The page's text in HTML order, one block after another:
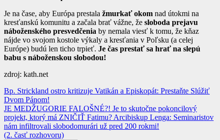
Je na čase, aby Európa prestala žmurkať okom nad útokmi na
kresťanskú komunitu a začala brať vážne, že sloboda prejavu
náboženského presvedčenia by nemala viesť k tomu, že kňaz
nájde vo svojom kostole výkaly a kresťania v Poľsku (a celej
Európe) budú len ticho trpieť. Je čas prestať sa hrať na slepú
babu s náboženskou slobodou!
zdroj: kath.net
Navigácia
v
článku
Bp. Strickland ostro kritizuje Vatikán a Episkopát: Prestaňte Slúžiť
Dvom Pánom!
JE MEDŽUGORIE FALOŠNÉ?! Je to skutočne pokoncilový
projekt, ktorý má ZNIČIŤ Fatimu? Arcibiskup Lenga: Seminaristov
nám infiltrovali slobodomurári už pred 200 rokmi!
(2. časť rozhovoru)